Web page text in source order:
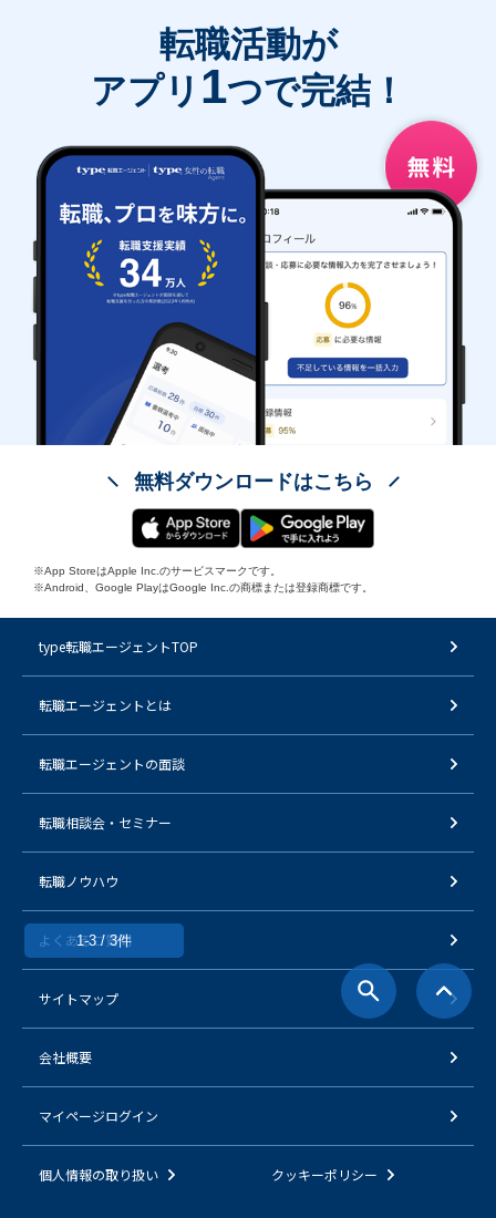
1-3 / 3件
転職活動が
アプリ 1つで完結！
無料ダウンロードはこちら
※App StoreはApple Inc.のサービスマークです。
※Android、Google PlayはGoogle Inc.の商標または登録商標です。
type転職エージェントTOP
転職エージェントとは
転職エージェントの面談
転職相談会・セミナー
転職ノウハウ
よくあるご質問
サイトマップ
会社概要
マイページログイン
個人情報の取り扱い クッキーポリシー